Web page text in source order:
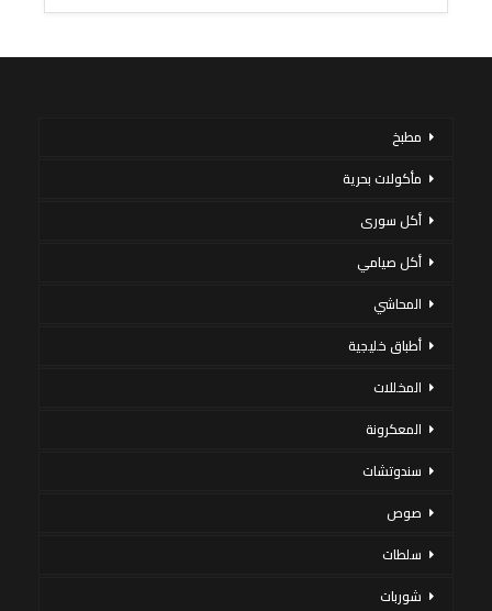
مطبخ
مأكولات بحرية
أكل سورى
أكل صيامي
المحاشي
أطباق خليجية
المخللات
المعكرونة
سندوتشات
صوص
سلطات
شوربات